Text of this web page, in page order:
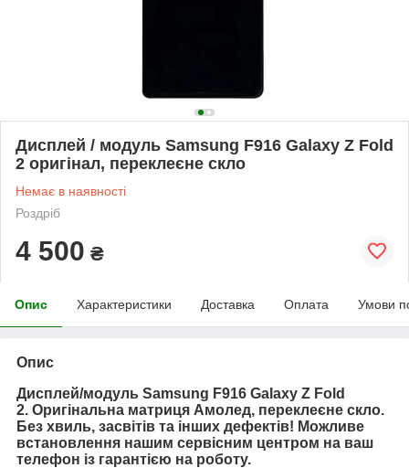
Дисплей / модуль Samsung F916 Galaxy Z Fold
2 оригінал, переклеєне скло
Немає в наявності
Роздріб
4 500 ₴
Опис Характеристики Доставка Оплата Умови
Опис
Дисплей/модуль Samsung F916 Galaxy Z Fold
2. Оригінальна матриця Амолед, переклеєне скло.
Без хвиль, засвітів та інших дефектів! Можливе
встановлення нашим сервісним центром на ваш
телефон із гарантією на роботу.